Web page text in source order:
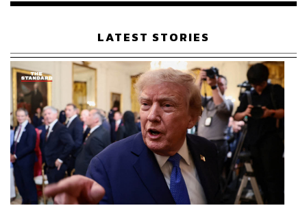
“ที่ต่างจังหวัด คนเฒ่าคนแก่ไม่มีคลังศัพท์ให้
เรียกอย่างอื่นแล้วจึงเรียกรวมหมด ทอม
กะเทย ไม่มีคนไปให้ความรู้เขาเขาจึงไม่มีคลัง
ศัพท์ไหนให้ใช้ดังนั้นเราจึงไม่ควรไปโกรธกัน”
LATEST STORIES